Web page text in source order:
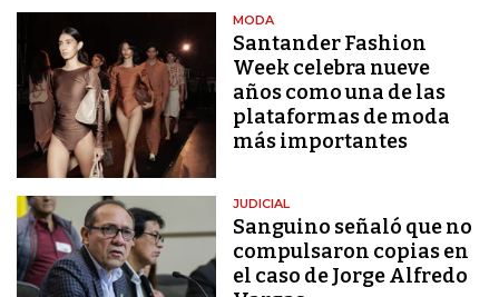
MODA
Santander Fashion
Week celebra nueve
años como una de las
plataformas de moda
más importantes
JUDICIAL
Sanguino señaló que no
compulsaron copias en
el caso de Jorge Alfredo